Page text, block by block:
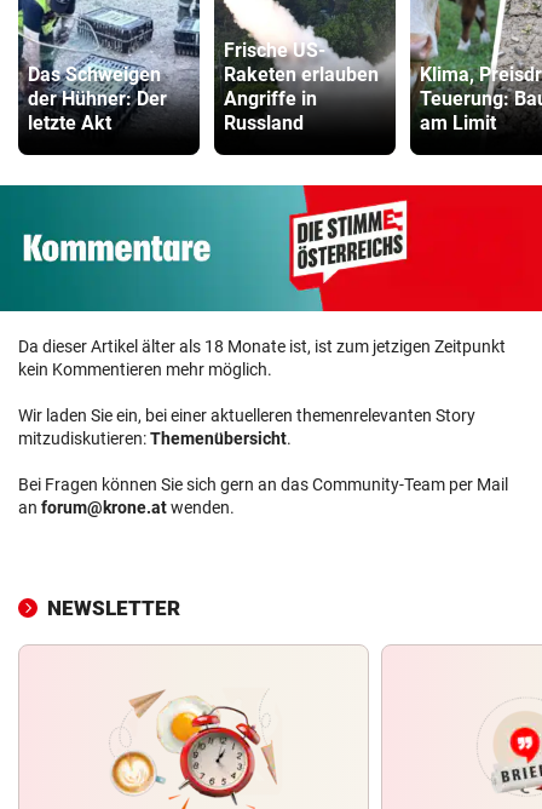
Das Schweigen
der Hühner: Der
letzte Akt
Frische US-
Raketen erlauben
Angriffe in
Russland
Klima,
Teuerung:
am Limit
Da dieser Artikel älter als 18 Monate ist, ist zum jetzigen Zeitpunkt
kein Kommentieren mehr möglich.
Wir laden Sie ein, bei einer aktuelleren themenrelevanten Story
mitzudiskutieren:Themenübersicht.
Bei Fragen können Sie sich gern an das Community-Team per Mail
an forum@krone.atwenden.
NEWSLETTER